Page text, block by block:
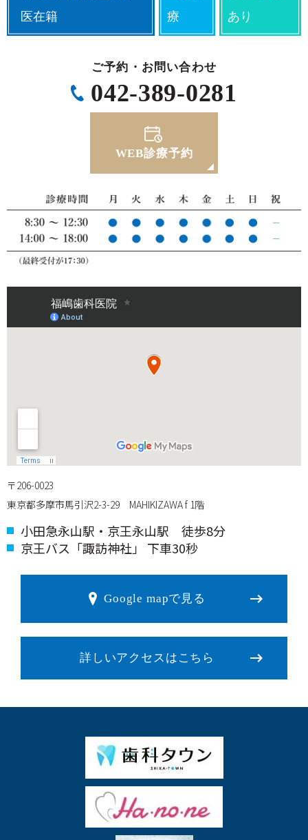
医在籍
療
あり
ご予約・お問い合わせ
042-389-0281
WEB診療予約
〒206-0023
東京都多摩市馬引沢2-3-29 MAHIKIZAWA f 1階
小田急永山駅・京王永山駅 徒歩8分
京王バス「諏訪神社」 下車30秒
Google mapで見る
詳しいアクセスはこちら